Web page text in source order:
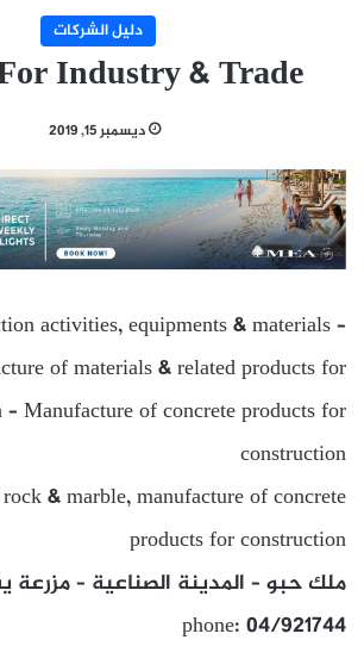
دليل الشركات
Industry & Trade
ديسمبر 15, 2019
activities, equipments & materials –
of materials & related products for
Manufacture of concrete products for
construction
& marble, manufacture of concrete
products for construction
ملك حبو – المدينة الصناعية – مزرعة
phone: 04/921744